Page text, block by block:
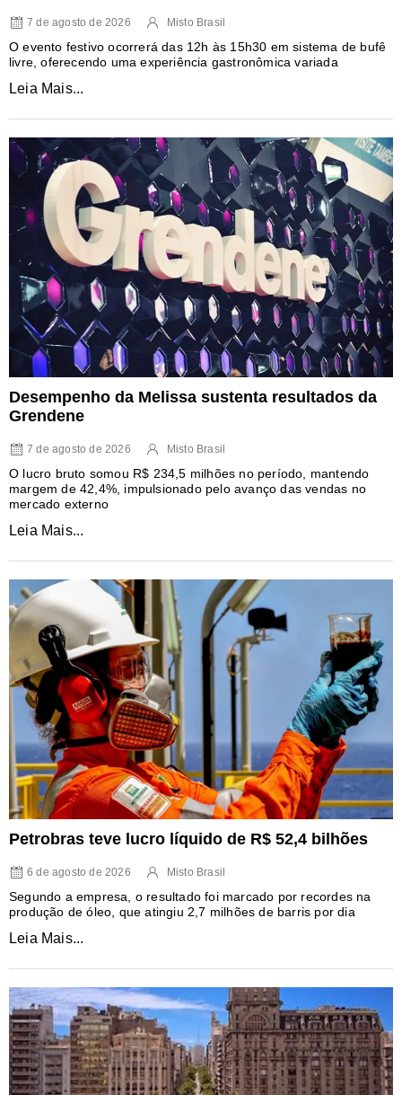
7 de agosto de 2026 Misto Brasil
O evento festivo ocorrerá das 12h às 15h30 em sistema de bufê
livre, oferecendo uma experiência gastronômica variada
Leia Mais...
Desempenho da Melissa sustenta resultados da
Grendene
7 de agosto de 2026 Misto Brasil
O lucro bruto somou R$ 234,5 milhões no período, mantendo
margem de 42,4%, impulsionado pelo avanço das vendas no
mercado externo
Leia Mais...
Petrobras teve lucro líquido de R$ 52,4 bilhões
6 de agosto de 2026 Misto Brasil
Segundo a empresa, o resultado foi marcado por recordes na
produção de óleo, que atingiu 2,7 milhões de barris por dia
Leia Mais...